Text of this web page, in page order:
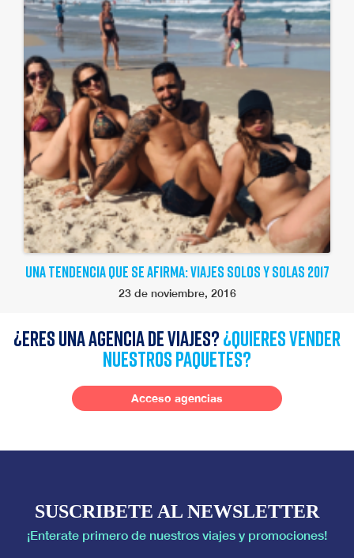
UNA TENDENCIA QUE SE AFIRMA: VIAJES SOLOS Y SOLAS 2017
23 de noviembre, 2016
¿Eres una agencia de viajes?¿quieres vender
nuestros paquetes?
Acceso agencias
SUSCRIBETE AL NEWSLETTER
¡Enterate primero de nuestros viajes y promociones!